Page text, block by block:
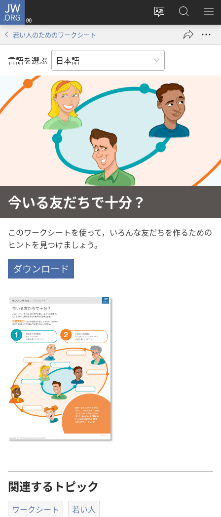
JW.ORG
サ
ト
の
言
を
変
え
る
ロ
グ
ン
し
タ
開
く）
JW.ORG
の
検
メ
を
若い人のためのワークシート
言語を選ぶ
今いる友だちで十分？
このワークシートを使って，いろんな友だちを作るための
ヒントを見つけましょう。
ダウンロード
関連するトピック
ワークシート 若い人